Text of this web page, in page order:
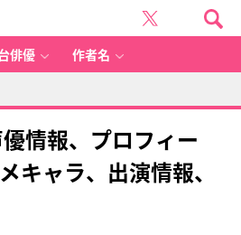
俳優 作者名
情報、プロフィー
キャラ、出演情報、